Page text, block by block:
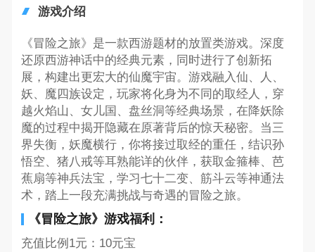
游戏介绍
《冒险之旅》是一款西游题材的放置类游戏。深度
还原西游神话中的经典元素，同时进行了创新拓
展，构建出更宏大的仙魔宇宙。游戏融入仙、人、
妖、魔四族设定，玩家将化身为不同的取经人，穿
越火焰山、女儿国、盘丝洞等经典场景，在降妖除
魔的过程中揭开隐藏在原著背后的惊天秘密。当三
界失衡，妖魔横行，你将接过取经的重任，结识孙
悟空、猪八戒等耳熟能详的伙伴，获取金箍棒、芭
蕉扇等神兵法宝，学习七十二变、筋斗云等神通法
术，踏上一段充满挑战与奇遇的冒险之旅。
《冒险之旅》游戏福利：
充值比例1元：10元宝